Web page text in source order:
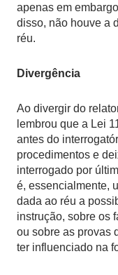
apenas em
disso, não houve a
réu.
Diver​gência
Ao divergir do
lembrou que a Lei
antes do
procedimentos e
interrogado por
é, essencialmente,
dada ao réu a
instrução, sobre os
ou sobre as provas
ter influenciado na